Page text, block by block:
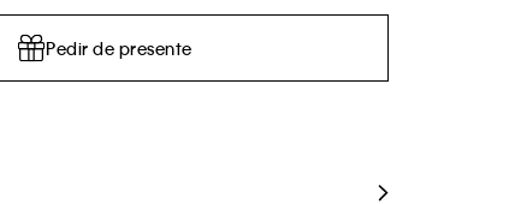
Pedir de presente